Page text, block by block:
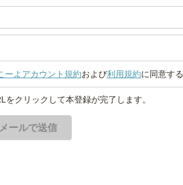
ーよアカウント規約および利用規約に同意する
クリックして本登録が完了します。